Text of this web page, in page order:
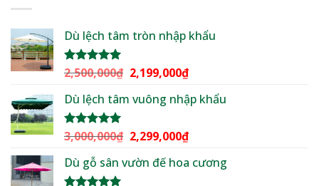
Dù lệch tâm tròn nhập khẩu
Được xếp
5 sao
2,500,000₫ Giá
là:
2,199,000₫Giá
tại
2,199,000₫.
Dù lệch tâm vuông nhập khẩu
Được xếp
5 sao
3,000,000₫ Giá
là:
2,299,000₫Giá
tại
Dù gỗ sân vườn đế hoa cương